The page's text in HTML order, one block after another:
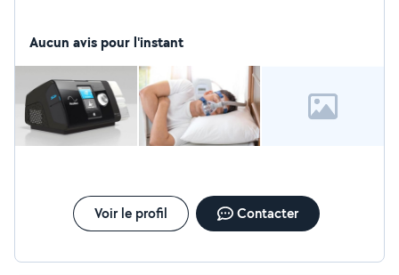
Aucun avis pour l'instant
Voir le profil Contacter